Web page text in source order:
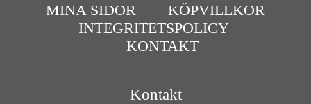
MINA SIDOR
KÖPVILLKOR
INTEGRITETSPOLICY
KONTAKT
Kontakt